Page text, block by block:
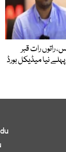
راتوں رات قبر
نیا میڈیکل بورڈ